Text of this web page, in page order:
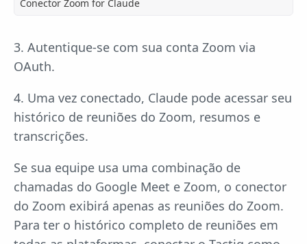
Conector Zoom for Claude
3. Autentique-se com sua conta Zoom via
OAuth.
4. Uma vez conectado, Claude pode acessar seu
histórico de reuniões do Zoom, resumos e
transcrições.
Se sua equipe usa uma combinação de
chamadas do Google Meet e Zoom, o conector
do Zoom exibirá apenas as reuniões do Zoom.
Para ter o histórico completo de reuniões em